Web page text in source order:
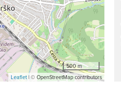
500 m
Leaflet| © OpenStreetMap contributors